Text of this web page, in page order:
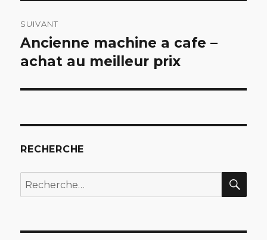
SUIVANT
Article
suivant :
Ancienne machine a cafe –
achat au meilleur prix
RECHERCHE
Recherche
pour